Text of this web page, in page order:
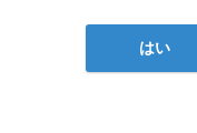
はい